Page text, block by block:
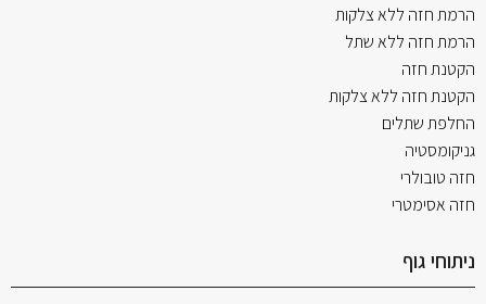
הרמת חזה ללא צלקות
הרמת חזה ללא שתל
הקטנת חזה
הקטנת חזה ללא צלקות
החלפת שתלים
גניקומסטיה
חזה טובולרי
חזה אסימטרי
ניתוחי גוף